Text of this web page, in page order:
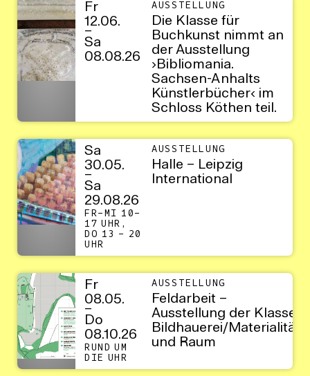
Fr
12.06.
–
Sa
08.08.26
AUSSTELLUNG
Die Klasse für
Buchkunst nimmt an
der Ausstellung
›Bibliomania.
Sachsen-Anhalts
Künstlerbücher‹ im
Schloss Köthen teil.
Sa
30.05.
–
Sa
29.08.26
FR–MI 10–
17 UHR,
DO 13 – 20
UHR
AUSSTELLUNG
Halle – Leipzig
International
Fr
08.05.
–
Do
08.10.26
RUND UM
DIE UHR
AUSSTELLUNG
Feldarbeit –
Ausstellung der Klasse
Bildhauerei/Materialität
und Raum